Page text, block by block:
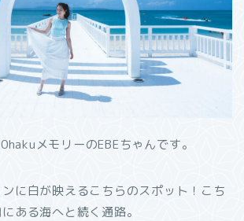
メモリーのEBEちゃんです。
に白が映えるこちらのスポット！こち
ある海へと続く通路。